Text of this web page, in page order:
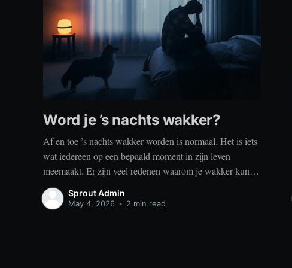
Word je ’s nachts wakker?
Af en toe ’s nachts wakker worden is normaal. Het is iets
wat iedereen op een bepaald moment in zijn leven
meemaakt. Er zijn veel redenen waarom je wakker kunt
worden, zoals stress, naar het toilet moeten, je omgeving
of medische aandoeningen die je slaap beïnvloeden. Dit
Sprout Admin
May 4, 2026 • 2 min read